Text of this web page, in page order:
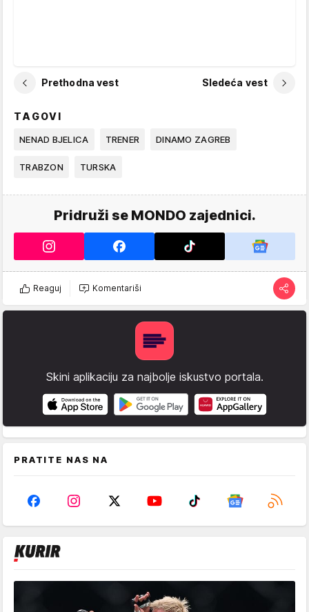
Prethodna vest Sledeća vest
TAGOVI
NENAD BJELICA TRENER DINAMO ZAGREB
TRABZON TURSKA
Pridruži se MONDO zajednici.
Reaguj Komentariši
Skini aplikaciju za najbolje iskustvo portala.
PRATITE NAS NA